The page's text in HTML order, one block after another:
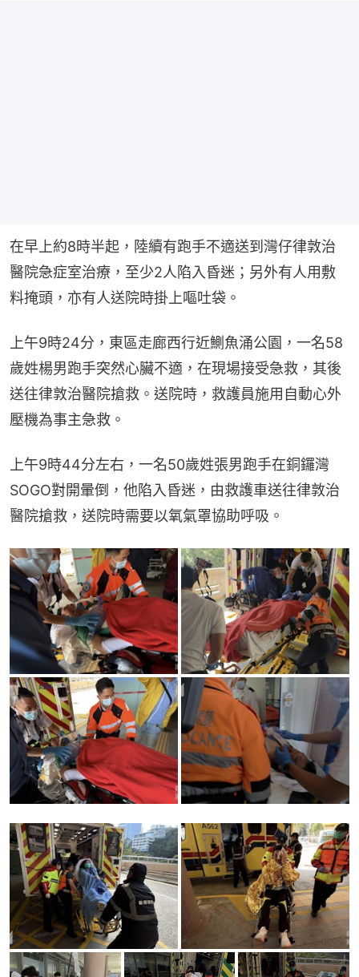
在早上約8時半起，陸續有跑手不適送到灣仔律敦治
醫院急症室治療，至少2人陷入昏迷；另外有人用敷
料掩頭，亦有人送院時掛上嘔吐袋。
上午9時24分，東區走廊西行近鰂魚涌公園，一名58
歲姓楊男跑手突然心臟不適，在現場接受急救，其後
送往律敦治醫院搶救。送院時，救護員施用自動心外
壓機為事主急救。
上午9時44分左右，一名50歲姓張男跑手在銅鑼灣
SOGO對開暈倒，他陷入昏迷，由救護車送往律敦治
醫院搶救，送院時需要以氧氣罩協助呼吸。